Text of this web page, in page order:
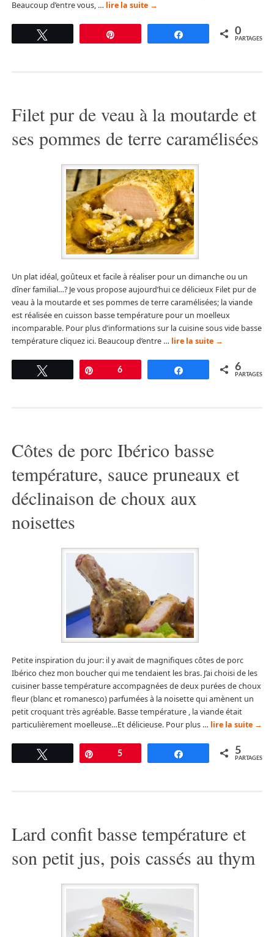
Beaucoup d’entre vous, … lire la suite →
Partagez 0
PARTAGES
Filet pur de veau à la moutarde et
ses pommes de terre caramélisées
Un plat idéal, goûteux et facile à réaliser pour un dimanche ou un
dîner familial…? Je vous propose aujourd’hui ce délicieux Filet pur de
veau à la moutarde et ses pommes de terre caramélisées; la viande
est réalisée en cuisson basse température pour un moelleux
incomparable. Pour plus d’informations sur la cuisine sous vide basse
température cliquez ici. Beaucoup d’entre … lire la suite →
Tweetez Épingle
6 Partagez 6
PARTAGES
Côtes de porc Ibérico basse
température, sauce pruneaux et
déclinaison de choux aux
noisettes
Petite inspiration du jour: il y avait de magnifiques côtes de porc
Ibérico chez mon boucher qui me tendaient les bras. J’ai choisi de les
cuisiner basse température accompagnées de deux purées de choux
fleur (blanc et romanesco) parfumées à la noisette qui amènent un
petit croquant très agréable. Basse température , la viande était
particulièrement moelleuse…Et délicieuse. Pour plus … lire la suite →
Tweetez Épingle
5 Partagez 5
PARTAGES
Lard confit basse température et
son petit jus, pois cassés au thym